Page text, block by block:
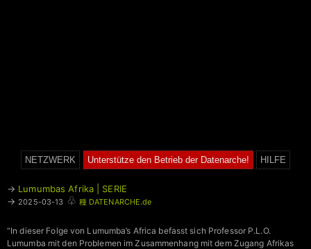
NETZWERK Unterstütze den Betrieb der Datenarche! HILFE
→ Lumumbas Afrika | SERIE
→ 2025-03-13 ♧ 種 DATENARCHE.de
“In dieser Folge von Lumumba’s Africa befasst sich Professor P.L.O.
Lumumba mit den Problemen im Zusammenhang mit dem Zugang Afrikas